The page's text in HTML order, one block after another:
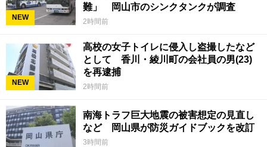
NEW
難」 岡山市のシンクタンクが調査
2時間前
NEW
高校の女子トイレに侵入し盗撮したなど
として 香川・綾川町の会社員の男(23)
を再逮捕
2時間前
南海トラフ巨大地震の被害想定の見直し
など 岡山県が防災ガイドブックを改訂
3時間前